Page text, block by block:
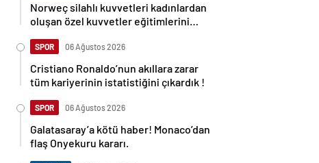
Norweç silahlı kuvvetleri kadınlardan
oluşan özel kuvvetler eğitimlerini
SPOR 06 Ağustos 2026
Cristiano Ronaldo’nun akıllara zarar
tüm kariyerinin istatistiğini çıkardık !
SPOR 06 Ağustos 2026
Galatasaray’a kötü haber! Monaco’dan
flaş Onyekuru kararı.